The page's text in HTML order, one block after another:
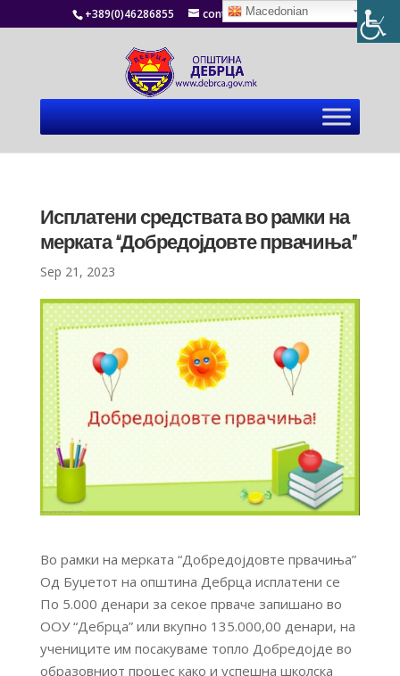
+389(0)46286855 contact@debrca.gov.mk
Исплатени средствата во рамки на
мерката “Добредојдовте првачиња”
Sep 21, 2023
Во рамки на мерката “Добредојдовте првачиња”
Од Буџетот на општина Дебрца исплатени се
По 5.000 денари за секое прваче запишано во
ООУ “Дебрца” или вкупно 135.000,00 денари, на
учениците им посакуваме топло Добредојде во
образовниот процес како и успешна школска
Macedonian